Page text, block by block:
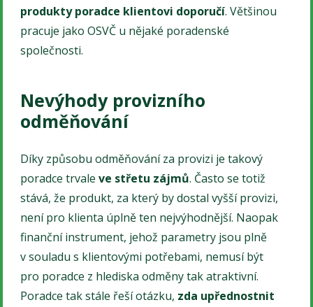
produkty poradce klientovi doporučí. Většinou
pracuje jako OSVČ u nějaké poradenské
společnosti.
Nevýhody provizního
odměňování
Díky způsobu odměňování za provizi je takový
poradce trvaleve střetu zájmů. Často se totiž
stává, že produkt, za který by dostal vyšší provizi,
není pro klienta úplně ten nejvýhodnější. Naopak
finanční instrument, jehož parametry jsou plně
v souladu s klientovými potřebami, nemusí být
pro poradce z hlediska odměny tak atraktivní.
Poradce tak stále řeší otázku, zda upřednostnit